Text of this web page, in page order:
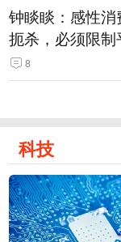
钟睒睒：感性
扼杀，必须限制
8
科技